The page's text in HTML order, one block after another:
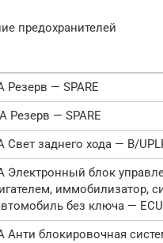
предохранителей
Резерв — SPARE
Резерв — SPARE
Свет заднего хода — B/
Электронный блок
иммобилизатор,
без ключа —
Анти блокировочная